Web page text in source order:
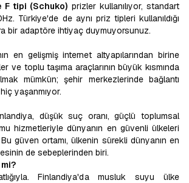
F tipi (Schuko) prizler kullanılıyor, standart
Türkiye'de de aynı priz tipleri kullanıldığı
bir adaptöre ihtiyaç duymuyorsunuz.
en gelişmiş internet altyapılarından birine
ve toplu taşıma araçlarının büyük kısmında
mümkün; şehir merkezlerinde bağlantı
yaşanmıyor.
düşük suç oranı, güçlü toplumsal
hizmetleriyle dünyanın en güvenli ülkeleri
Bu güven ortamı, ülkenin sürekli dünyanın en
de sebeplerinden biri.
Finlandiya'da musluk suyu ülke